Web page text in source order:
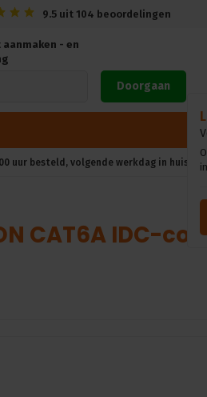
9.5 uit 104 beoordelingen
- en
Doorgaan
uur besteld, volgende werkdag in huis*
CAT6A IDC-